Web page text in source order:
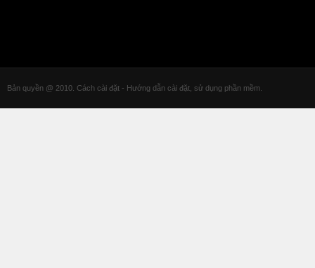
Bản quyền @ 2010. Cách cài đặt - Hướng dẫn cài đặt, sử dụng phần mềm.